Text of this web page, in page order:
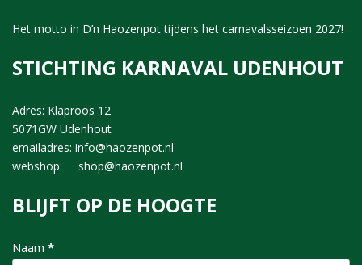
Het motto in D’n Haozenpot tijdens het carnavalsseizoen 2027!
STICHTING KARNAVAL UDENHOUT
Adres: Klaproos 12
5071GW Udenhout
emailadres: info@haozenpot.nl
webshop: shop@haozenpot.nl
BLIJFT OP DE HOOGTE
nieuwsbrief
Naam *